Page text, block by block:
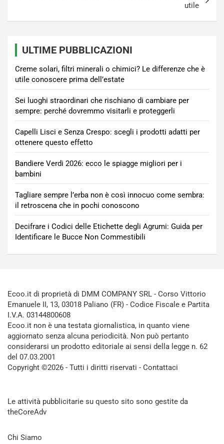
utile
ULTIME PUBBLICAZIONI
Creme solari, filtri minerali o chimici? Le differenze che è
utile conoscere prima dell’estate
Sei luoghi straordinari che rischiano di cambiare per
sempre: perché dovremmo visitarli e proteggerli
Capelli Lisci e Senza Crespo: scegli i prodotti adatti per
ottenere questo effetto
Bandiere Verdi 2026: ecco le spiagge migliori per i
bambini
Tagliare sempre l’erba non è così innocuo come sembra:
il retroscena che in pochi conoscono
Decifrare i Codici delle Etichette degli Agrumi: Guida per
Identificare le Bucce Non Commestibili
Ecoo.it di proprietà di DMM COMPANY SRL - Corso Vittorio
Emanuele II, 13, 03018 Paliano (FR) - Codice Fiscale e Partita
I.V.A. 03144800608
Ecoo.it non è una testata giornalistica, in quanto viene
aggiornato senza alcuna periodicità. Non può pertanto
considerarsi un prodotto editoriale ai sensi della legge n. 62
del 07.03.2001
Copyright ©2026 - Tutti i diritti riservati - Contattaci
Le attività pubblicitarie su questo sito sono gestite da
theCoreAdv
Chi Siamo